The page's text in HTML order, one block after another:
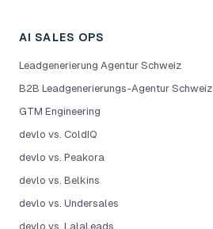
AI SALES OPS
Leadgenerierung Agentur Schweiz
B2B Leadgenerierungs-Agentur Schweiz
GTM Engineering
devlo vs. ColdIQ
devlo vs. Peakora
devlo vs. Belkins
devlo vs. Undersales
devlo vs. LalaLeads